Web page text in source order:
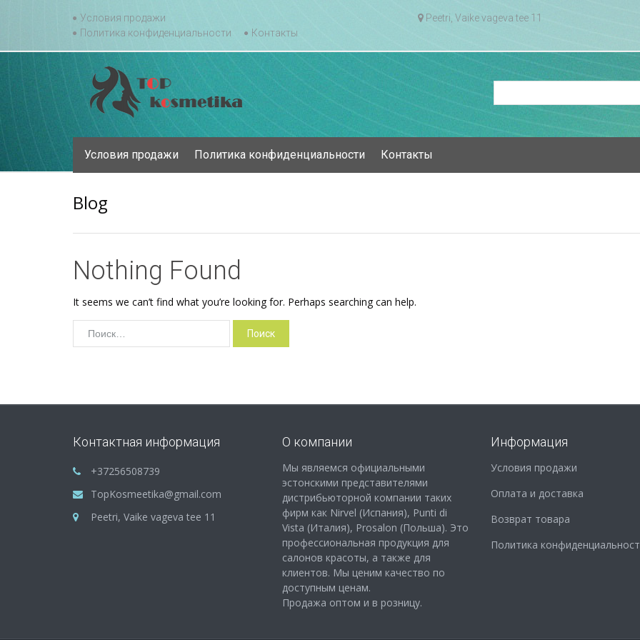
Skip
to
Условия продажи
Политика конфиденциальности
Контакты
Peetri, Vaike vageva tee 11
content
Условия продажи Политика конфиденциальности Контакты
Blog
Nothing Found
It seems we can’t find what you’re looking for. Perhaps searching can help.
Найти:
Контактная информация
+37256508739
TopKosmeetika@gmail.com
Peetri, Vaike vageva tee 11
О компании
Мы являемся официальными
эстонскими представителями
дистрибьюторной компании таких
фирм как Nirvel (Испания), Punti di
Vista (Италия), Prosalon (Польша). Это
профессиональная продукция для
салонов красоты, а также для
клиентов. Мы ценим качество по
доступным ценам.
Продажа оптом и в розницу.
Информация
Условия продажи
Оплата и доставка
Возврат товара
Политика